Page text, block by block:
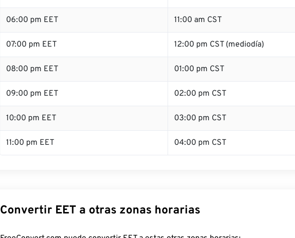
06:00 pm EET 11:00 am CST
07:00 pm EET 12:00 pm CST (mediodía)
08:00 pm EET 01:00 pm CST
09:00 pm EET 02:00 pm CST
10:00 pm EET 03:00 pm CST
11:00 pm EET 04:00 pm CST
Convertir EET a otras zonas horarias